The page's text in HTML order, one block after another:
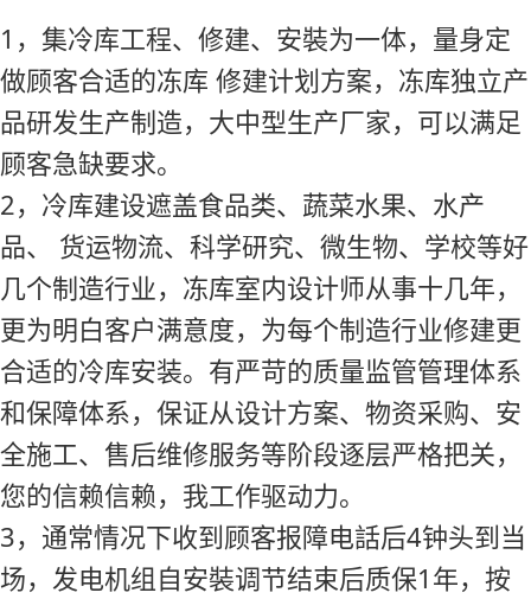
1，集冷库工程、修建、安裝为一体，量身定
做顾客合适的冻库 修建计划方案，冻库独立产
品研发生产制造，大中型生产厂家，可以满足
顾客急缺要求。
2，冷库建设遮盖食品类、蔬菜水果、水产
品、 货运物流、科学研究、微生物、学校等好
几个制造行业，冻库室内设计师从事十几年，
更为明白客户满意度，为每个制造行业修建更
合适的冷库安装。有严苛的质量监管管理体系
和保障体系，保证从设计方案、物资采购、安
全施工、售后维修服务等阶段逐层严格把关，
您的信赖信赖，我工作驱动力。
3，通常情况下收到顾客报障电話后4钟头到当
场，发电机组自安裝调节结束后质保1年，按